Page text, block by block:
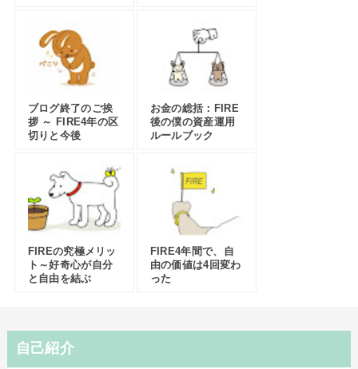
ブログ終了のご挨
拶 ～ FIRE4年の区
切りと今後
お金の総括：FIRE
後の僕の資産運用
ルールブック
FIREの究極メリッ
ト～好奇心が自分
と自由を結ぶ
FIRE4年間で、自
由の価値は4回変わ
った
自己紹介